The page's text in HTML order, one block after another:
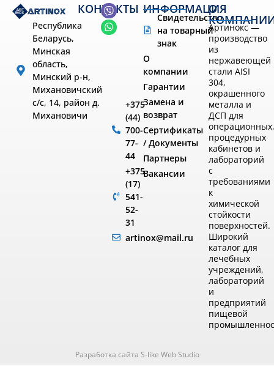
Республика
Беларусь,
Минская
область,
Минский р-н,
Михановичский
с/с, 14, район д.
Михановичи
КОНТАКТЫ
+375
(44)
700-
77-
44
+375
(17)
541-
52-
31
artinox@mail.ru
ИНФОРМАЦИЯ
Свидетельство
на товарный
знак
О
компании
Гарантии
Замена и
возврат
Сертификаты
/ Документы
Партнеры
Вакансии
О
Артинокс —
производство
из
нержавеющей
стали AISI
304,
окрашенного
металла и
ДСП для
операционных,
процедурных
кабинетов и
лабораторий
с
требованиями
к
химической
стойкости
поверхностей.
Широкий
каталог для
лечебных
учреждений,
лабораторий
и
предприятий
пищевой
Разработка сайта S-like Web Studio